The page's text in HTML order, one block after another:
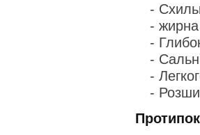
-
-
-
-
-
-